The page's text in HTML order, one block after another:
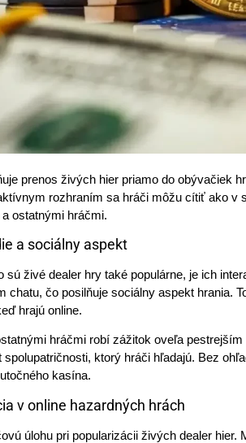
prenos živých hier priamo do obývačiek
rozhraním sa hráči môžu cítiť ako
ostatnými hráčmi.
a sociálny aspekt
sú živé dealer hry také populárne, je ich
chatu, čo posilňuje sociálny aspekt hrania.
hrajú online.
hráčmi robí zážitok oveľa
ktorý hráči hľadajú. Bez
kasína.
v online hazardných hrách
úlohu pri popularizácii živých dealer hier.